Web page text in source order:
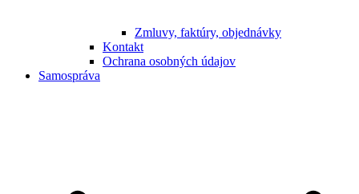
Zmluvy, faktúry, objednávky
Kontakt
Ochrana osobných údajov
Samospráva